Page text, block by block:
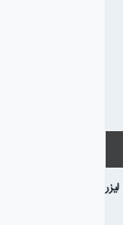
لیزر